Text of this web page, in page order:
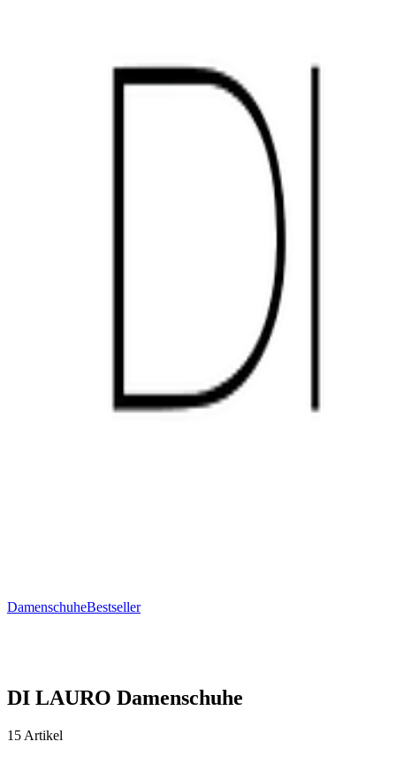
DamenschuheBestseller
DI LAURO Damenschuhe
15 Artikel